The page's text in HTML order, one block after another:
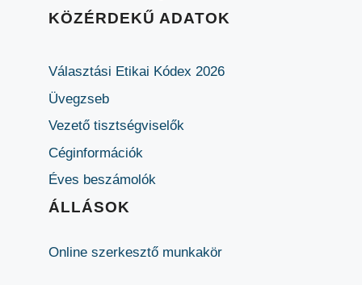
KÖZÉRDEKŰ ADATOK
Választási Etikai Kódex 2026
Üvegzseb
Vezető tisztségviselők
Céginformációk
Éves beszámolók
ÁLLÁSOK
Online szerkesztő munkakör